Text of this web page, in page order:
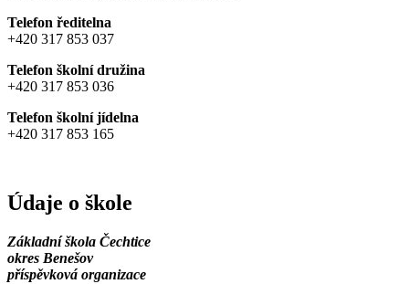
Telefon ředitelna
+420 317 853 037
Telefon školní družina
+420 317 853 036
Telefon školní jídelna
+420 317 853 165
Údaje o škole
Základní škola Čechtice
okres Benešov
příspěvková organizace